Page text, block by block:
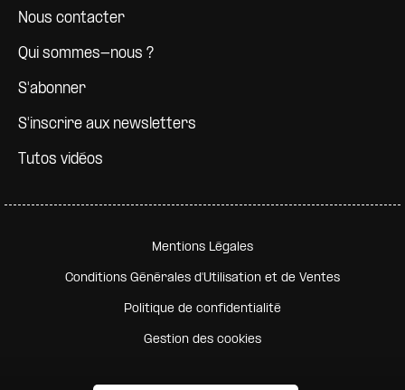
Nous contacter
Qui sommes-nous ?
S'abonner
S'inscrire aux newsletters
Tutos vidéos
Pied de page secondaire
Mentions Légales
Conditions Générales d'Utilisation et de Ventes
Politique de confidentialité
Gestion des cookies